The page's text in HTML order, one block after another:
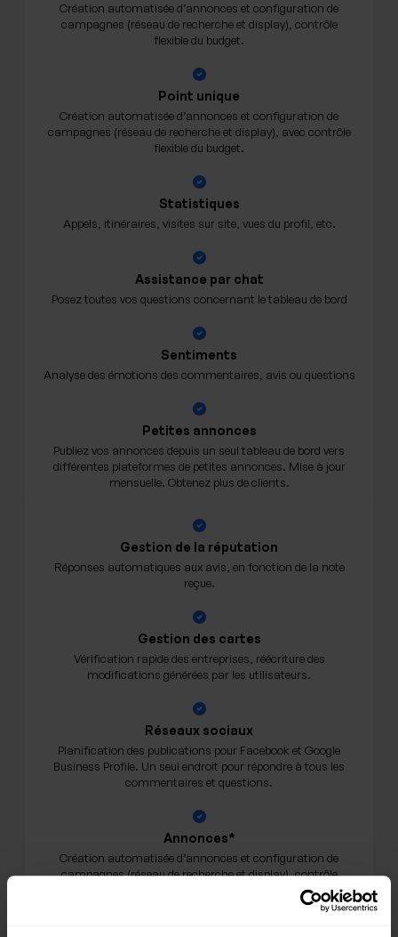
Création automatisée d’annonces et configuration de
campagnes (réseau de recherche et display), contrôle
flexible du budget.
Point unique
Création automatisée d’annonces et configuration de
campagnes (réseau de recherche et display), avec contrôle
flexible du budget.
Statistiques
Appels, itinéraires, visites sur site, vues du profil, etc.
Assistance par chat
Posez toutes vos questions concernant le tableau de bord
Sentiments
Analyse des émotions des commentaires, avis ou questions
Petites annonces
Publiez vos annonces depuis un seul tableau de bord vers
différentes plateformes de petites annonces. Mise à jour
mensuelle. Obtenez plus de clients.
Gestion de la réputation
Réponses automatiques aux avis, en fonction de la note
reçue.
Gestion des cartes
Vérification rapide des entreprises, réécriture des
modifications générées par les utilisateurs.
Réseaux sociaux
Planification des publications pour Facebook et Google
Business Profile. Un seul endroit pour répondre à tous les
commentaires et questions.
Annonces*
Création automatisée d’annonces et configuration de
campagnes (réseau de recherche et display), contrôle